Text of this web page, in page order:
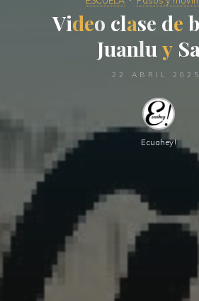
Video cl
lase de b
JJuaanlu y S
22 ABRIL 2025
Ecuahey!